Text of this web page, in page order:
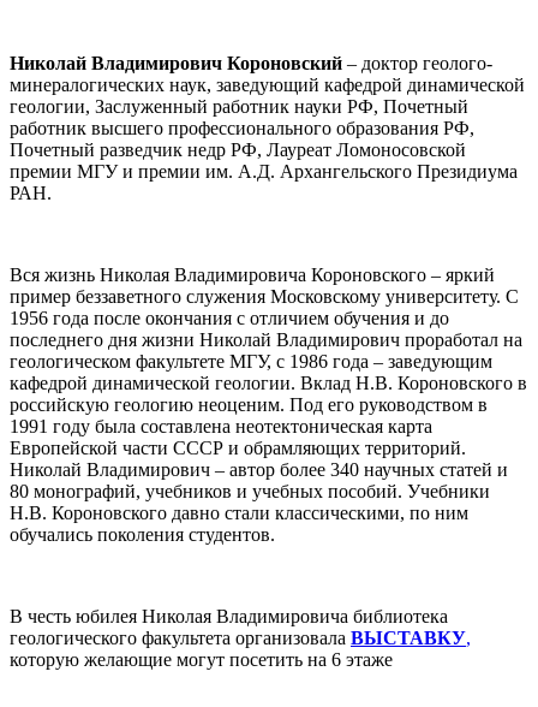
Николай Владимирович Короновский – доктор геолого-
минералогических наук, заведующий кафедрой динамической
геологии, Заслуженный работник науки РФ, Почетный
работник высшего профессионального образования РФ,
Почетный разведчик недр РФ, Лауреат Ломоносовской
премии МГУ и премии им. А.Д. Архангельского Президиума
РАН.
Вся жизнь Николая Владимировича Короновского – яркий
пример беззаветного служения Московскому университету. С
1956 года после окончания с отличием обучения и до
последнего дня жизни Николай Владимирович проработал на
геологическом факультете МГУ, с 1986 года – заведующим
кафедрой динамической геологии. Вклад Н.В. Короновского в
российскую геологию неоценим. Под его руководством в
1991 году была составлена неотектоническая карта
Европейской части СССР и обрамляющих территорий.
Николай Владимирович – автор более 340 научных статей и
80 монографий, учебников и учебных пособий. Учебники
Н.В. Короновского давно стали классическими, по ним
обучались поколения студентов.
В честь юбилея Николая Владимировича библиотека
геологического факультета организовала ВЫСТАВКУ,
которую желающие могут посетить на 6 этаже